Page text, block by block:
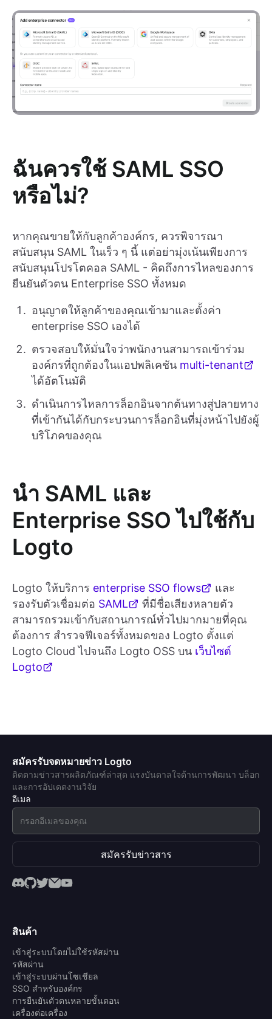
ฉันควรใช้ SAML SSO
หรือไม่?
หากคุณขายให้กับลูกค้าองค์กร, ควรพิจารณา
สนับสนุน SAML ในเร็ว ๆ นี้ แต่อย่ามุ่งเน้นเพียงการ
สนับสนุนโปรโตคอล SAML - คิดถึงการไหลของการ
ยืนยันตัวตน Enterprise SSO ทั้งหมด
อนุญาตให้ลูกค้าของคุณเข้ามาและตั้งค่า
enterprise SSO เองได้
ตรวจสอบให้มั่นใจว่าพนักงานสามารถเข้าร่วม
องค์กรที่ถูกต้องในแอปพลิเคชัน multi-tenant
ได้อัตโนมัติ
ดำเนินการไหลการล็อกอินจากต้นทางสู่ปลายทาง
ที่เข้ากันได้กับกระบวนการล็อกอินที่มุ่งหน้าไปยังผู้
บริโภคของคุณ
นำ SAML และ
Enterprise SSO ไปใช้กับ
Logto
Logto ให้บริการ enterprise SSO flows
และ
รองรับตัวเชื่อมต่อ SAML
ที่มีชื่อเสียงหลายตัว
สามารถรวมเข้ากับสถานการณ์ทั่วไปมากมายที่คุณ
ต้องการ สำรวจฟีเจอร์ทั้งหมดของ Logto ตั้งแต่
Logto Cloud ไปจนถึง Logto OSS บน เว็บไซต์
Logto
สมัครรับจดหมายข่าว Logto
ติดตามข่าวสารผลิตภัณฑ์ล่าสุด แรงบันดาลใจด้านการพัฒนา บล็อก
และการอัปเดตงานวิจัย
อีเมล
สมัครรับข่าวสาร
สินค้า
เข้าสู่ระบบโดยไม่ใช้รหัสผ่าน
รหัสผ่าน
เข้าสู่ระบบผ่านโซเชียล
SSO สำหรับองค์กร
การยืนยันตัวตนหลายขั้นตอน
เครื่องต่อเครื่อง